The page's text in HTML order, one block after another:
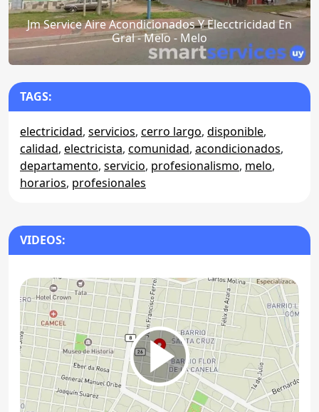
Jm Service Aire Acondicionados Y Elecctricidad En
Gral - Melo - Melo
TAGS:
electricidad, servicios, cerro largo, disponible,
calidad, electricista, comunidad, acondicionados,
departamento, servicio, profesionalismo, melo,
horarios, profesionales
VIDEOS: